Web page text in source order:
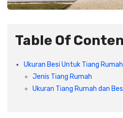
Konstruksi
Atap & Lantai
Table Of
Ukuran Besi Untuk Tiang
Jenis Tiang Rumah
Ukuran Tiang Rumah dan